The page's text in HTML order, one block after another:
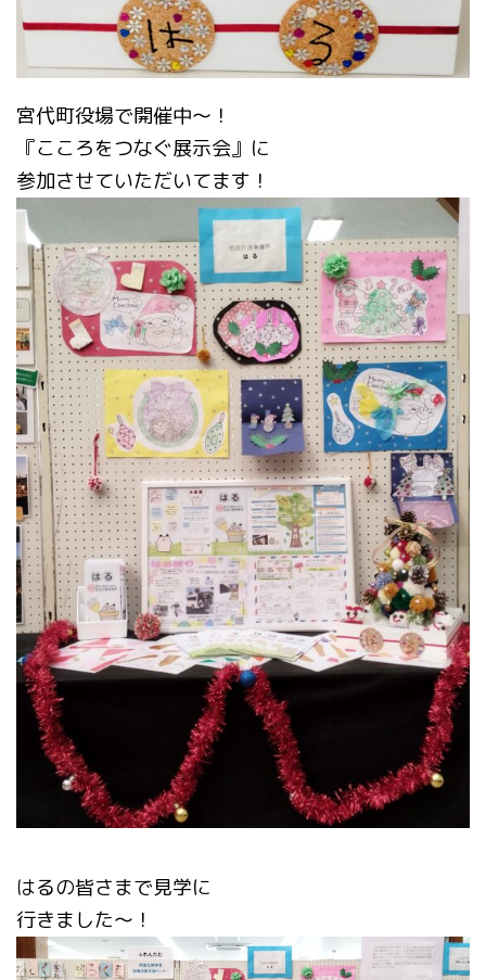
宮代町役場で開催中〜！
『こころをつなぐ展示会』に
参加させていただいてます！
はるの皆さまで見学に
行きました〜！